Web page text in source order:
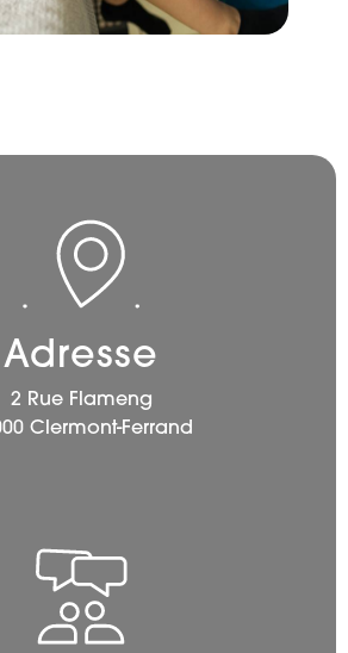
Adresse
2 Rue Flameng
Clermont-Ferrand